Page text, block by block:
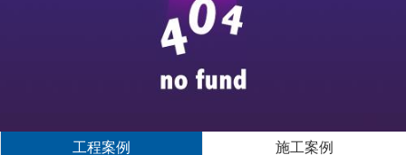
工程案例 施工案例